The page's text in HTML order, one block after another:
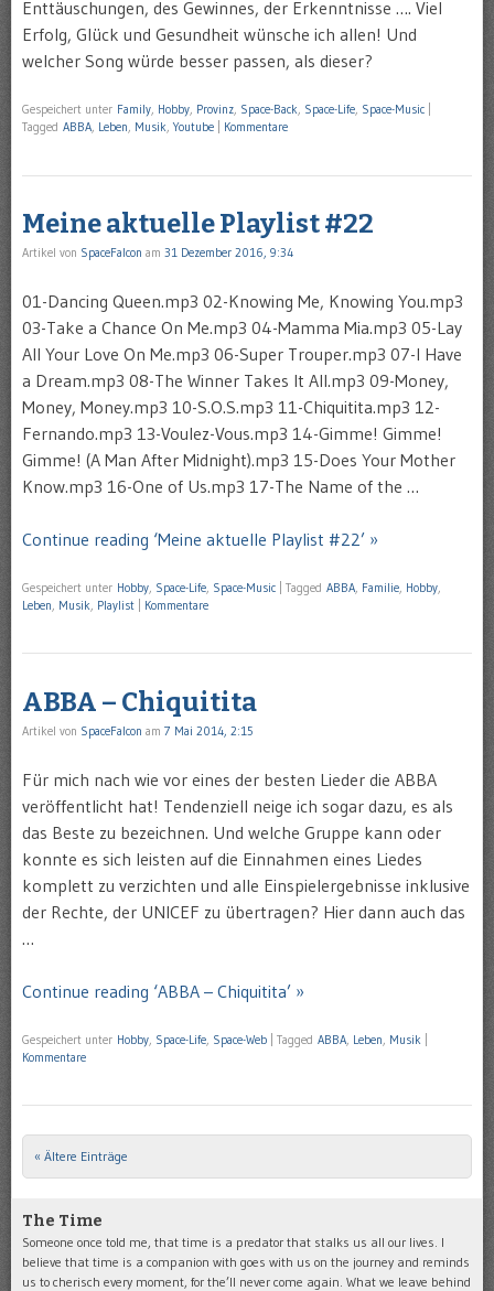
Enttäuschungen, des Gewinnes, der Erkenntnisse …. Viel
Erfolg, Glück und Gesundheit wünsche ich allen! Und
welcher Song würde besser passen, als dieser?
Gespeichert unter Family, Hobby, Provinz, Space-Back, Space-Life, Space-Music
Tagged ABBA, Leben, Musik,Youtube Kommentare
Meine aktuelle Playlist #22
Artikel von SpaceFalcon am 31 Dezember 2016, 9:34
01-Dancing Queen.mp3 02-Knowing Me, Knowing You.mp3
03-Take a Chance On Me.mp3 04-Mamma Mia.mp3 05-Lay
All Your Love On Me.mp3 06-Super Trouper.mp3 07-I Have
a Dream.mp3 08-The Winner Takes It All.mp3 09-Money,
Money, Money.mp3 10-S.O.S.mp3 11-Chiquitita.mp3 12-
Fernando.mp3 13-Voulez-Vous.mp3 14-Gimme! Gimme!
Gimme! (A Man After Midnight).mp3 15-Does Your Mother
Know.mp3 16-One of Us.mp3 17-The Name of the …
Continue reading ‘Meine aktuelle Playlist #22’ »
Gespeichert unter Hobby, Space-Life, Space-Music Tagged ABBA, Familie, Hobby,
Leben, Musik, Playlist Kommentare
ABBA – Chiquitita
Artikel von SpaceFalcon am 7 Mai 2014, 2:15
Für mich nach wie vor eines der besten Lieder die ABBA
veröffentlicht hat! Tendenziell neige ich sogar dazu, es als
das Beste zu bezeichnen. Und welche Gruppe kann oder
konnte es sich leisten auf die Einnahmen eines Liedes
komplett zu verzichten und alle Einspielergebnisse inklusive
der Rechte, der UNICEF zu übertragen? Hier dann auch das
…
Continue reading ‘ABBA – Chiquitita’ »
Gespeichert unter Hobby, Space-Life, Space-Web Tagged ABBA, Leben, Musik
Kommentare
Post navigation
« Ältere Einträge
The Time
Someone once told me, that time is a predator that stalks us all our lives. I
believe that time is a companion with goes with us on the journey and reminds
us to cherisch every moment, for the’ll never come again. What we leave behind